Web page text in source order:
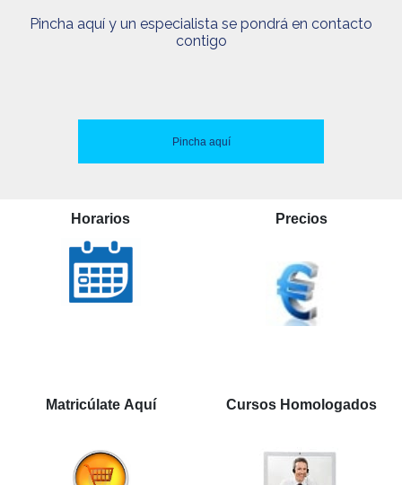
Pincha aquí y un especialista se pondrá en contacto
contigo
Pincha aquí
Horarios Precios
Matricúlate Aquí Cursos Homologados